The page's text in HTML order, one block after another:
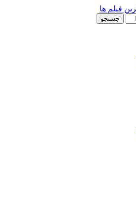
جستجو